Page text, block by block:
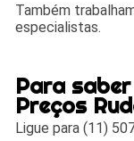
Também
especialistas.
Para
Preços
Ligue para(11)